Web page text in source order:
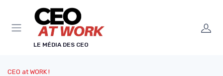
LE MÉDIA DES CEO
CEO at WORK !
Panneau de gestion des cookies